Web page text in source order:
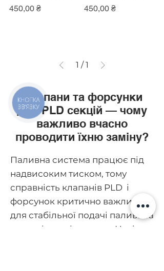
Ціна
450,00 ₴ Ціна
450,00 ₴
1 / 1
Клапани та форсунки
для PLD секцій — чому
важливо вчасно
проводити їхню заміну?
Паливна система працює під
надвисоким тиском, тому
справність клапанів PLD і
форсунок критично важлива
для стабільної подачі палива та
довговічності двигуна. Навіть
КНОПКА
ЗВ'ЯЗКУ